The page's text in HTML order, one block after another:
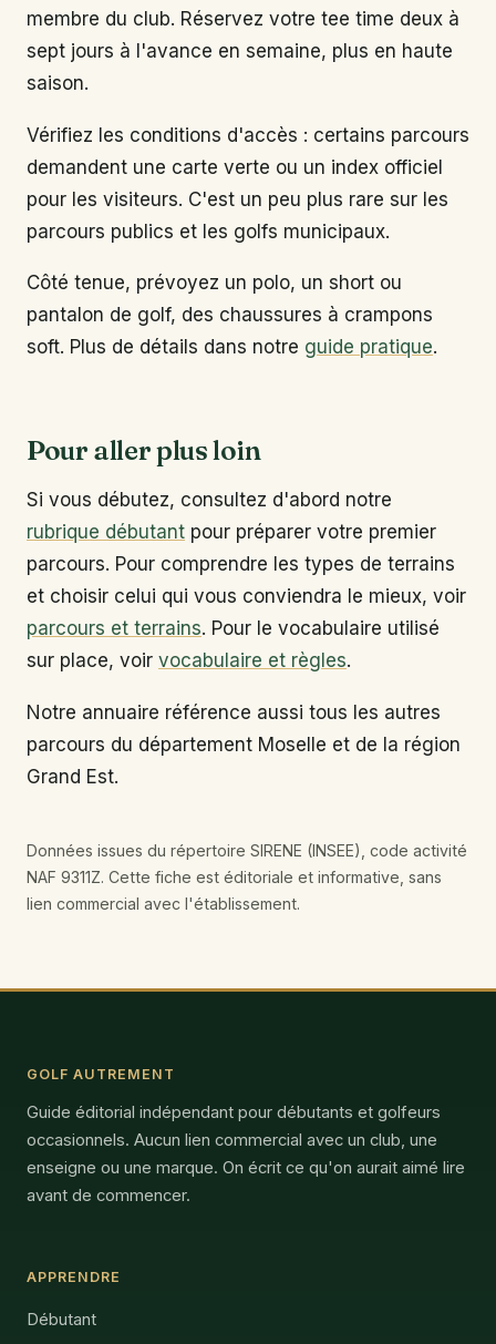
membre du club. Réservez votre tee time deux à
sept jours à l'avance en semaine, plus en haute
saison.
Vérifiez les conditions d'accès : certains parcours
demandent une carte verte ou un index officiel
pour les visiteurs. C'est un peu plus rare sur les
parcours publics et les golfs municipaux.
Côté tenue, prévoyez un polo, un short ou
pantalon de golf, des chaussures à crampons
soft. Plus de détails dans notre guide pratique.
Pour aller plus loin
Si vous débutez, consultez d'abord notre
rubrique débutant pour préparer votre premier
parcours. Pour comprendre les types de terrains
et choisir celui qui vous conviendra le mieux, voir
parcours et terrains. Pour le vocabulaire utilisé
sur place, voir vocabulaire et règles.
Notre annuaire référence aussi tous les autres
parcours du département Moselle et de la région
Grand Est.
Données issues du répertoire SIRENE (INSEE), code activité
NAF 9311Z. Cette fiche est éditoriale et informative, sans
lien commercial avec l'établissement.
GOLF AUTREMENT
Guide éditorial indépendant pour débutants et golfeurs
occasionnels. Aucun lien commercial avec un club, une
enseigne ou une marque. On écrit ce qu'on aurait aimé lire
avant de commencer.
APPRENDRE
Débutant